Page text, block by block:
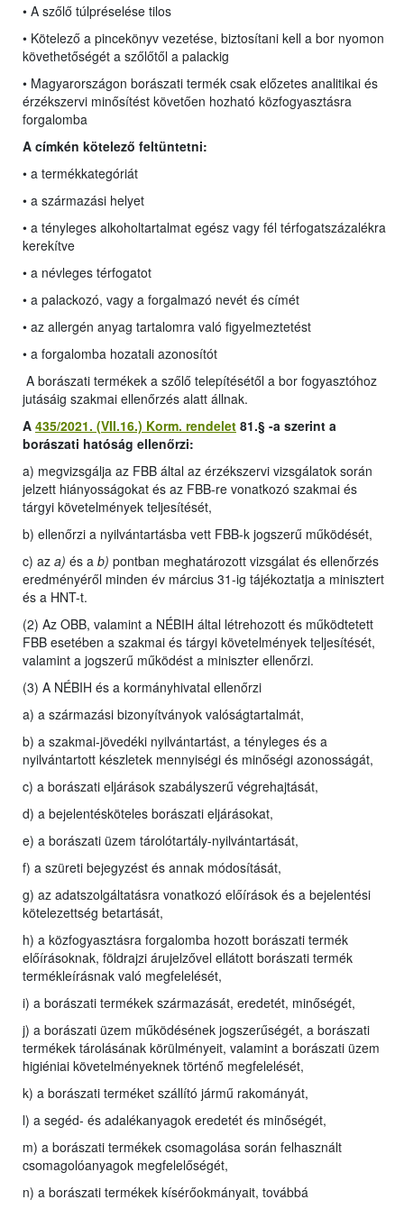
• A szőlő túlpréselése tilos
• Kötelező a pincekönyv vezetése, biztosítani kell a bor nyomon
követhetőségét a szőlőtől a palackig
• Magyarországon borászati termék csak előzetes analitikai és
érzékszervi minősítést követően hozható közfogyasztásra
forgalomba
A címkén kötelező feltüntetni:
• a termékkategóriát
• a származási helyet
• a tényleges alkoholtartalmat egész vagy fél térfogatszázalékra
kerekítve
• a névleges térfogatot
• a palackozó, vagy a forgalmazó nevét és címét
• az allergén anyag tartalomra való figyelmeztetést
• a forgalomba hozatali azonosítót
A borászati termékek a szőlő telepítésétől a bor fogyasztóhoz
jutásáig szakmai ellenőrzés alatt állnak.
A 435/2021. (VII.16.) Korm. rendelet 81.§ -a szerint a
borászati hatóság ellenőrzi:
a) megvizsgálja az FBB által az érzékszervi vizsgálatok során
jelzett hiányosságokat és az FBB-re vonatkozó szakmai és
tárgyi követelmények teljesítését,
b) ellenőrzi a nyilvántartásba vett FBB-k jogszerű működését,
c) az a) és a b) pontban meghatározott vizsgálat és ellenőrzés
eredményéről minden év március 31-ig tájékoztatja a minisztert
és a HNT-t.
(2) Az OBB, valamint a NÉBIH által létrehozott és működtetett
FBB esetében a szakmai és tárgyi követelmények teljesítését,
valamint a jogszerű működést a miniszter ellenőrzi.
(3) A NÉBIH és a kormányhivatal ellenőrzi
a) a származási bizonyítványok valóságtartalmát,
b) a szakmai-jövedéki nyilvántartást, a tényleges és a
nyilvántartott készletek mennyiségi és minőségi azonosságát,
c) a borászati eljárások szabályszerű végrehajtását,
d) a bejelentésköteles borászati eljárásokat,
e) a borászati üzem tárolótartály-nyilvántartását,
f) a szüreti bejegyzést és annak módosítását,
g) az adatszolgáltatásra vonatkozó előírások és a bejelentési
kötelezettség betartását,
h) a közfogyasztásra forgalomba hozott borászati termék
előírásoknak, földrajzi árujelzővel ellátott borászati termék
termékleírásnak való megfelelését,
i) a borászati termékek származását, eredetét, minőségét,
j) a borászati üzem működésének jogszerűségét, a borászati
termékek tárolásának körülményeit, valamint a borászati üzem
higiéniai követelményeknek történő megfelelését,
k) a borászati terméket szállító jármű rakományát,
l) a segéd- és adalékanyagok eredetét és minőségét,
m) a borászati termékek csomagolása során felhasznált
csomagolóanyagok megfelelőségét,
n) a borászati termékek kísérőokmányait, továbbá